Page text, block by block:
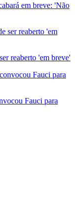
em breve: 'Não
reaberto 'em breve'
Fauci para